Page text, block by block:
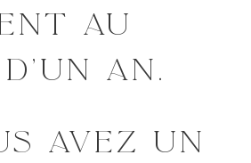
AU
AN.
AVEZ UN